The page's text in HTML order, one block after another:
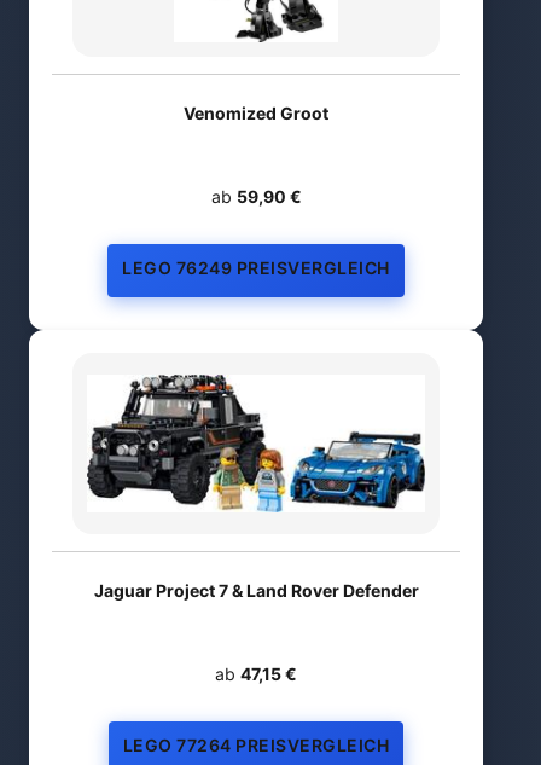
Venomized Groot
ab 59,90 €
LEGO 76249 PREISVERGLEICH
Jaguar Project 7 & Land Rover Defender
ab 47,15 €
LEGO 77264 PREISVERGLEICH